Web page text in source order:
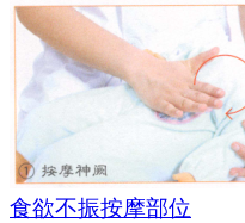
食欲不振按摩部位